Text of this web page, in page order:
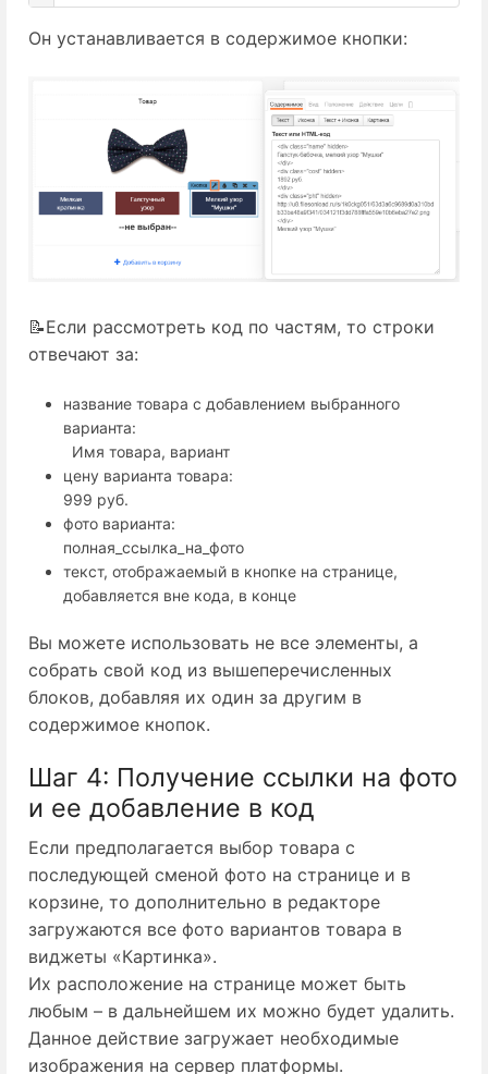
Он устанавливается в содержимое кнопки:
📝Если рассмотреть код по частям, то строки
отвечают за:
название товара с добавлением выбранного
варианта:
Имя товара, вариант
цену варианта товара:
999 руб.
фото варианта:
полная_ссылка_на_фото
текст, отображаемый в кнопке на странице,
добавляется вне кода, в конце
Вы можете использовать не все элементы, а
собрать свой код из вышеперечисленных
блоков, добавляя их один за другим в
содержимое кнопок.
Шаг 4: Получение ссылки на фото
и ее добавление в код
Если предполагается выбор товара с
последующей сменой фото на странице и в
корзине, то дополнительно в редакторе
загружаются все фото вариантов товара в
виджеты «Картинка».
Их расположение на странице может быть
любым – в дальнейшем их можно будет удалить.
Данное действие загружает необходимые
изображения на сервер платформы.